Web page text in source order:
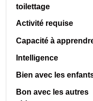
toilettage
Activité requise
Capacité à
Intelligence
Bien avec les
Bon avec les autres